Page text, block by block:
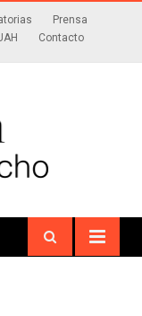
Prensa
Contacto